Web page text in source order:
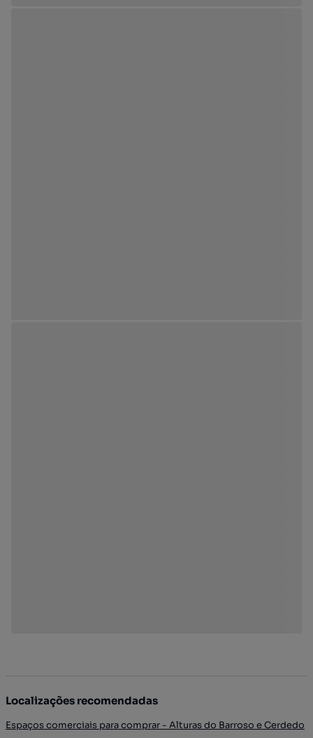
Localizações recomendadas
Espaços comerciais para comprar - Alturas do Barroso e Cerdedo